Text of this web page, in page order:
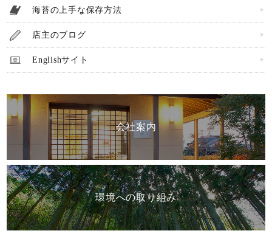
海苔の上手な保存方法
店主のブログ
Englishサイト
会社案内
環境への取り組み